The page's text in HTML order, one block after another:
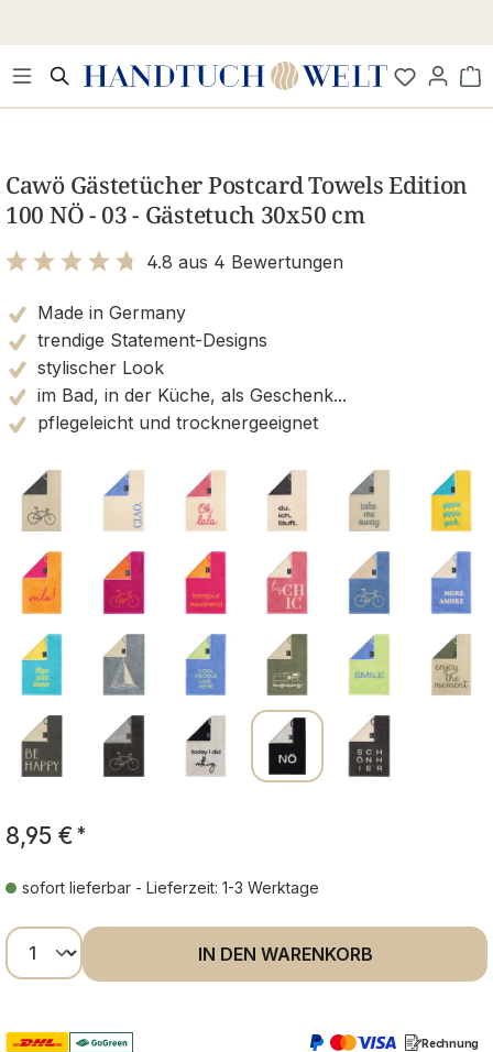
Cawö Gästetücher Postcard Towels Edition
100 NÖ - 03 - Gästetuch 30x50 cm
4.8 aus 4 Bewertungen
Made in Germany
trendige Statement-Designs
stylischer Look
im Bad, in der Küche, als Geschenk...
pflegeleicht und trocknergeeignet
8,95 € *
sofort lieferbar - Lieferzeit: 1-3 Werktage
Produkt Anzahl: Gib den gewünschten
IN DEN WARENKORB
Rechnung